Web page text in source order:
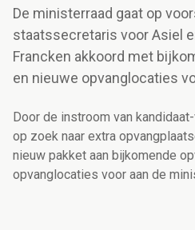
De ministerraad gaat op
staatssecretaris voor Asiel
Francken akkoord met
en nieuwe opvanglocaties
Door de instroom van
op zoek naar extra
nieuw pakket aan bijkomende
opvanglocaties voor aan de